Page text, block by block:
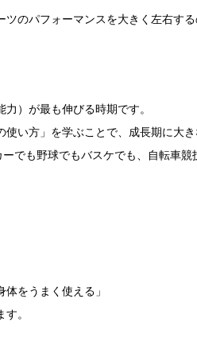
のパフォーマンスを大きく左右する
）が最も伸びる時期です。
い方」を学ぶことで、成長期に大き
でも野球でもバスケでも、自転車競
をうまく使える」
。